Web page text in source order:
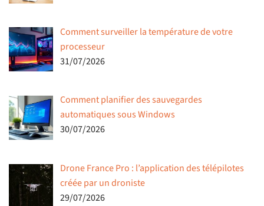
Comment surveiller la température de votre
processeur
31/07/2026
Comment planifier des sauvegardes
automatiques sous Windows
30/07/2026
Drone France Pro : l’application des télépilotes
créée par un droniste
29/07/2026